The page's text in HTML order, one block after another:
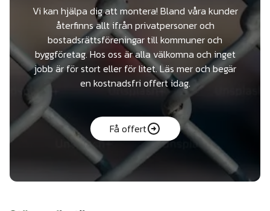
Vi kan hjälpa dig att montera! Bland våra kunder
återfinns allt ifrån privatpersoner och
bostadsrättsföreningar till kommuner och
byggföretag. Hos oss är alla välkomna och inget
jobb är för stort eller för litet. Läs mer och begär
en kostnadsfri offert idag.
Få offert